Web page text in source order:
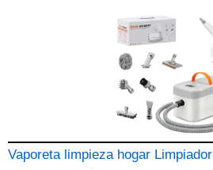
Vaporeta limpieza hogar Limpiador